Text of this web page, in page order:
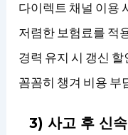
다이렉트 채널 이용
저렴한 보험료를 적
경력 유지 시 갱신
꼼꼼히 챙겨 비용 부
3) 사고 후 신